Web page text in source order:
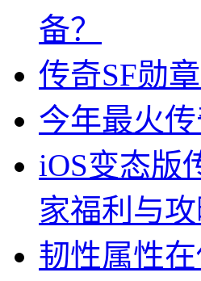
备？
传奇SF勋
今年最火
iOS变态版
家福利与攻
韧性属性